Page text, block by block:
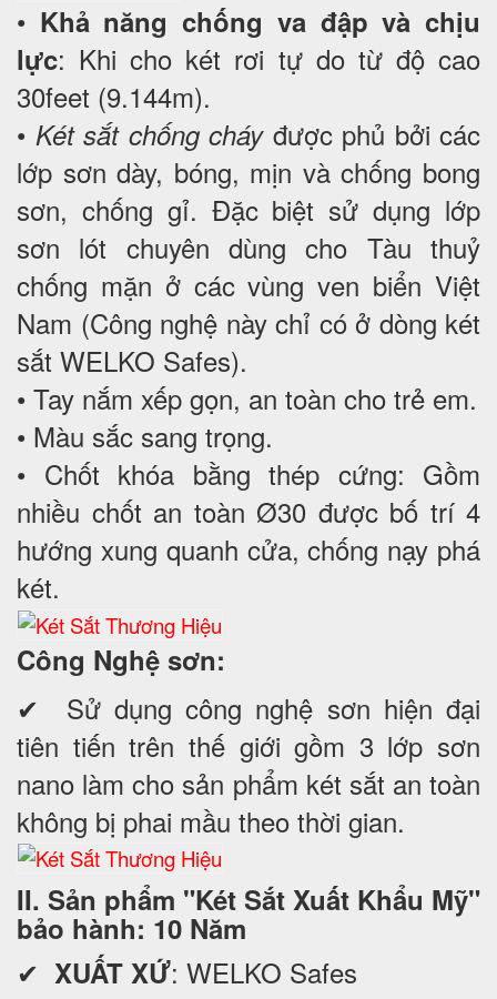
• Khả năng chống va đập và chịu
lực: Khi cho két rơi tự do từ độ cao
30feet (9.144m).
• Két sắt chống cháyđược phủ bởi các
lớp sơn dày, bóng, mịn và chống bong
sơn, chống gỉ. Đặc biệt sử dụng lớp
sơn lót chuyên dùng cho Tàu thuỷ
chống mặn ở các vùng ven biển Việt
Nam (Công nghệ này chỉ có ở dòng két
sắt WELKO Safes).
• Tay nắm xếp gọn, an toàn cho trẻ em.
• Màu sắc sang trọng.
• Chốt khóa bằng thép cứng: Gồm
nhiều chốt an toàn Ø30 được bố trí 4
hướng xung quanh cửa, chống nạy phá
két.
Công Nghệ sơn:
✔ Sử dụng công nghệ sơn hiện đại
tiên tiến trên thế giới gồm 3 lớp sơn
nano làm cho sản phẩm két sắt an toàn
không bị phai mầu theo thời gian.
II. Sản phẩm "Két Sắt Xuất Khẩu Mỹ"
bảo hành: 10 Năm
✔ XUẤT XỨ: WELKO Safes